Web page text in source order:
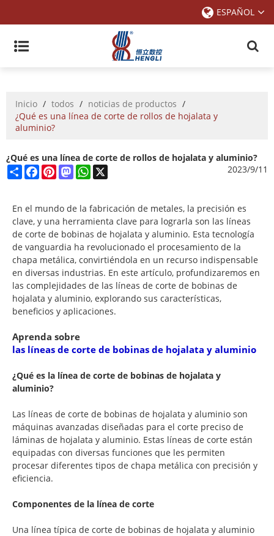
ESPAÑOL
Inicio / todos / noticias de productos /
¿Qué es una línea de corte de rollos de hojalata y
aluminio?
¿Qué es una línea de corte de rollos de hojalata y aluminio?
ShareFacebook
PinterestMastodonWhatsApp 2023/9/11
En el mundo de la fabricación de metales, la precisión es
clave, y una herramienta clave para lograrla son las líneas
de corte de bobinas de hojalata y aluminio. Esta tecnología
de vanguardia ha revolucionado el procesamiento de la
chapa metálica, convirtiéndola en un recurso indispensable
en diversas industrias. En este artículo, profundizaremos en
las complejidades de las líneas de corte de bobinas de
hojalata y aluminio, explorando sus características,
beneficios y aplicaciones.
Aprenda sobre
las líneas de corte de bobinas de hojalata y aluminio
¿Qué es la línea de corte de bobinas de hojalata y
aluminio?
Las líneas de corte de bobinas de hojalata y aluminio son
máquinas avanzadas diseñadas para el corte preciso de
láminas de hojalata y aluminio. Estas líneas de corte están
equipadas con diversas funciones que les permiten
procesar diferentes tipos de chapa metálica con precisión y
eficiencia.
Componentes de la línea de corte
Una línea típica de corte de bobinas de hojalata y aluminio